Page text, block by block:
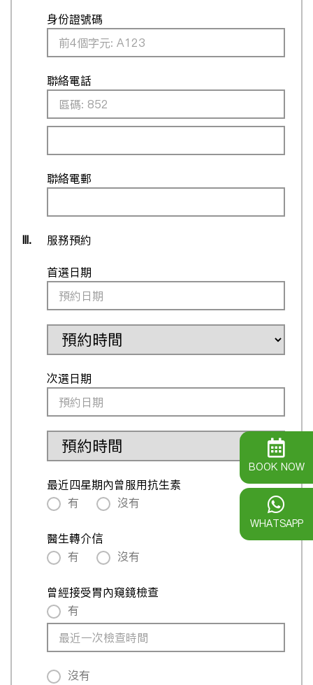
身份證號碼
聯絡電話
聯絡電郵
III. 服務預約
首選日期
次選日期
最近四星期內曾服用抗生素
有
沒有
醫生轉介信
有
沒有
曾經接受胃內窺鏡檢查
有
沒有
BOOK NOW
WHATSAPP